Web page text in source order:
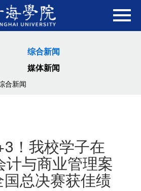
综合新闻
媒体新闻
合新闻
！我校学子在
计与商业管理案
总决赛获佳绩